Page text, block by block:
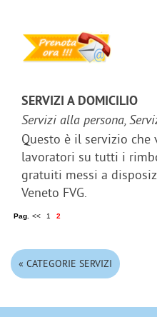
SERVIZI A DOMICILIO
Servizi alla persona,
Questo è il servizio
lavoratori su tutti i
gratuiti messi a
Veneto FVG.
Pag. << 1 2
« CATEGORIE SERVIZI